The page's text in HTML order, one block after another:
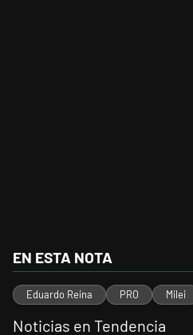
EN ESTA NOTA
Eduardo Reina PRO Milei
Noticias en Tendencia